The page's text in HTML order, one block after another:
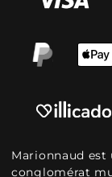
Marionnaud est
conglomérat